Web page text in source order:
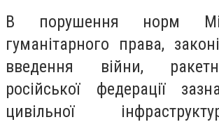
В порушення норм
гуманітарного права,
введення війни,
російської федерації
цивільної